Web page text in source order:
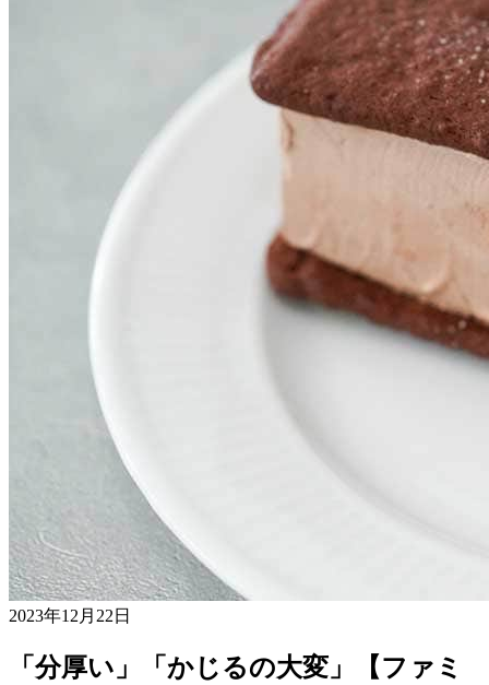
2023年12月22日
「分厚い」「かじるの大変」【ファミ